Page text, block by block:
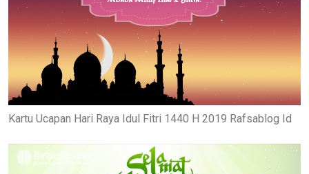
Kartu Ucapan Hari Raya Idul Fitri 1440 H 2019 Rafsablog Id